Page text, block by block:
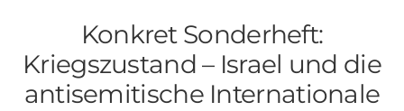
Konkret Sonderheft:
Kriegszustand – Israel und die
antisemitische Internationale